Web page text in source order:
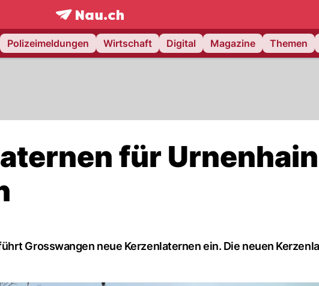
frontpage.NAU.ch
Polizeimeldungen Wirtschaft Digital Magazine Themen
für Urnenhain
Grosswangen neue Kerzenlaternen ein. Die neuen